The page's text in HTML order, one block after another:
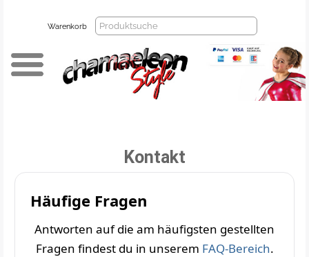
Warenkorb
Kontakt
Häufige Fragen
Antworten auf die am häufigsten gestellten
Fragen findest du in unserem FAQ-Bereich.